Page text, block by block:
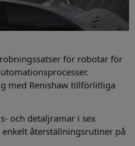
för robotar för
med Renishaw tillförlitliga
och detaljramar i sex
återställningsrutiner på